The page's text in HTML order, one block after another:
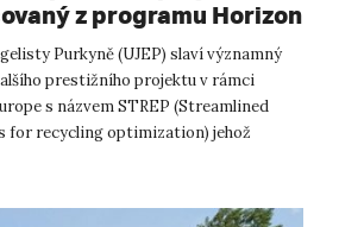
z programu Horizon
Purkyně (UJEP) slaví významný
prestižního projektu v rámci
s názvem STREP (Streamlined
for recycling optimization) jehož